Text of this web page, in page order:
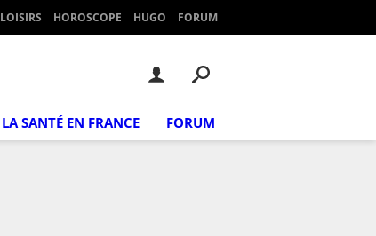
LOISIRS HOROSCOPE HUGO FORUM
LA SANTÉ EN FRANCE FORUM